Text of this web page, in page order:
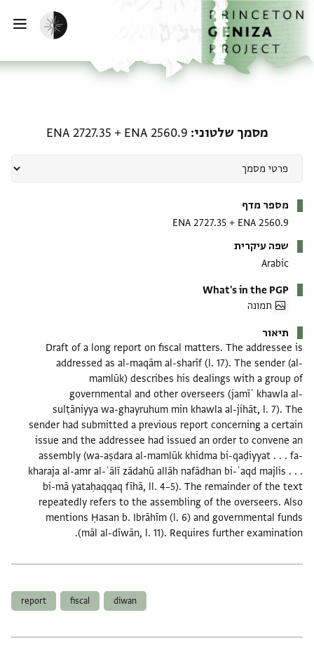
לתוכןהבית
הפעלת מצב כהה
מסמך שלטוני ENA 2560.9
+
ENA 2727.35
מספר מדף
ENA 2560.9
+
ENA 2727.35
שפה עיקרית
Arabic
What's in the PGP
תמונה
תיאור
Draft of a long report on fiscal matters. The addressee is
addressed as al-maqām al-sharīf (l. 17). The sender (al-
mamlūk) describes his dealings with a group of
governmental and other overseers (jamīʿ khawla al-
sulṭāniyya wa-ghayruhum min khawla al-jihāt, l. 7). The
sender had submitted a previous report concerning a certain
issue and the addressee had issued an order to convene an
assembly (wa-aṣdara al-mamlūk khidma bi-qaḍiyyat . . . fa-
kharaja al-amr al-ʿālī zādahū allāh nafādhan bi-ʿaqd majlis . . .
bi-mā yataḥaqqaq fīhā, ll. 4–5). The remainder of the text
repeatedly refers to the assembling of the overseers. Also
mentions Ḥasan b. Ibrāhīm (l. 6) and governmental funds
(māl al-dīwān, l. 11). Requires further examination.
diwan
fiscal
report